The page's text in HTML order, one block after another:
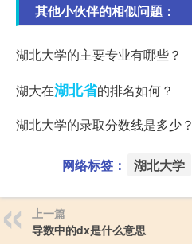
其他小伙伴的相似问题：
湖北大学的主要专业有哪些？
湖大在湖北省的排名如何？
湖北大学的录取分数线是多少？
网络标签： 湖北大学
上一篇
导数中的dx是什么意思